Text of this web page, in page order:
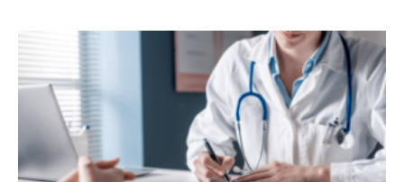
place
collège
:
deux
médecins
sanctionnés
pour